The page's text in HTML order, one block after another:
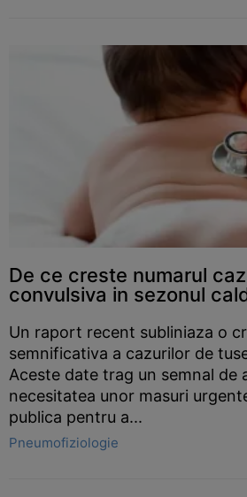
De ce creste numarul
convulsiva in sezonul
Un raport recent subliniaza o
semnificativa a cazurilor de
Aceste date trag un semnal de
necesitatea unor masuri
publica pentru a...
Pneumofiziologie